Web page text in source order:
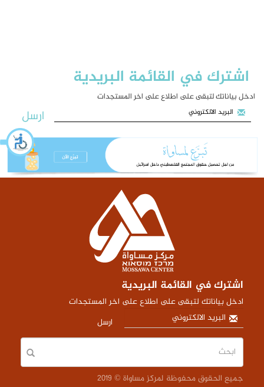
اشترك في القائمة البريدية
ادخل بياناتك لتبقى على اطلاع على اخر المستجدات
ارسل
اشترك في القائمة البريدية
ادخل بياناتك لتبقى على اطلاع على اخر المستجدات
ارسل
جميع الحقوق محفوظة لمركز مساواة © 2019